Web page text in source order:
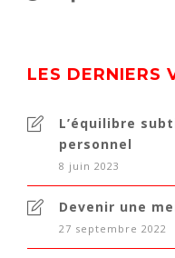
LES DERNIERS
L’équilibre
personnel
8 juin 2023
Devenir une
27 septembre 2022